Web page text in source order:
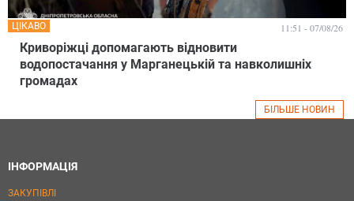
Криворіжці допомагають відновити
водопостачання у Марганецькій та навколишніх
громадах
ЦІКАВО 11:51 - 07/08/26
БІЛЬШЕ НОВИН
ІНФОРМАЦІЯ
ЗАКУПІВЛІ